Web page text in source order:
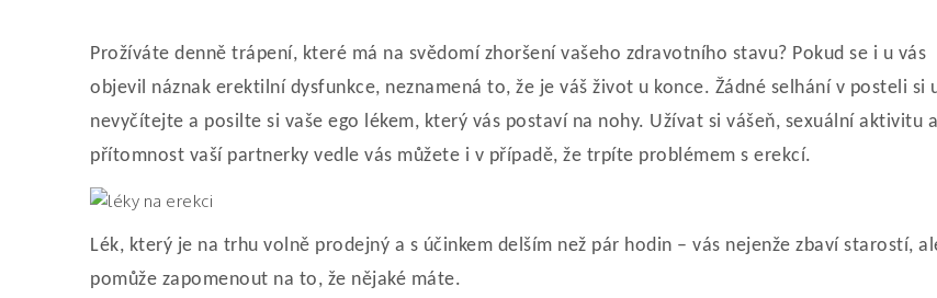
Prožíváte denně trápení, které má na svědomí zhoršení vašeho zdravotního stavu? Pokud se i u vás
objevil náznak erektilní dysfunkce, neznamená to, že je váš život u konce. Žádné selhání v posteli si
nevyčítejte a posilte si vaše ego lékem, který vás postaví na nohy. Užívat si vášeň, sexuální aktivitu a
přítomnost vaší partnerky vedle vás můžete i v případě, že trpíte problémem s erekcí.
Lék, který je na trhu volně prodejný a s účinkem delším než pár hodin – vás nejenže zbaví starostí,
pomůže zapomenout na to, že nějaké máte.